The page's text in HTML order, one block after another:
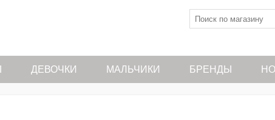
ДЕВОЧКИ МАЛЬЧИКИ БРЕНДЫ